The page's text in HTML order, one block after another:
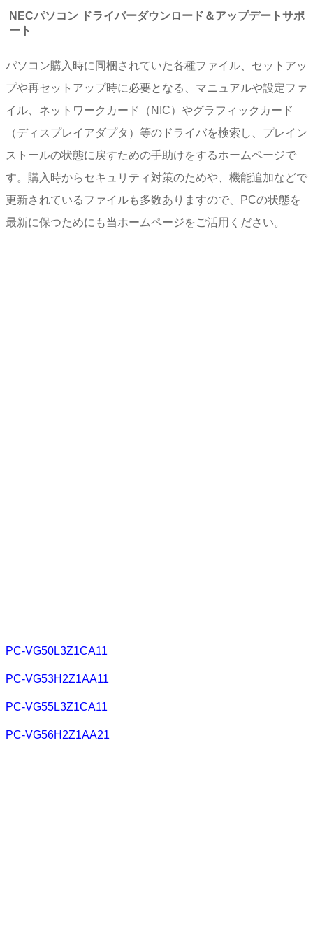
NECパソコン ドライバーダウンロード＆アップデートサポ
ート
パソコン購入時に同梱されていた各種ファイル、セットアッ
プや再セットアップ時に必要となる、マニュアルや設定ファ
イル、ネットワークカード（NIC）やグラフィックカード
（ディスプレイアダプタ）等のドライバを検索し、プレイン
ストールの状態に戻すための手助けをするホームページで
す。購入時からセキュリティ対策のためや、機能追加などで
更新されているファイルも多数ありますので、PCの状態を
最新に保つためにも当ホームページをご活用ください。
PC-VG50L3Z1CA11
PC-VG53H2Z1AA11
PC-VG55L3Z1CA11
PC-VG56H2Z1AA21